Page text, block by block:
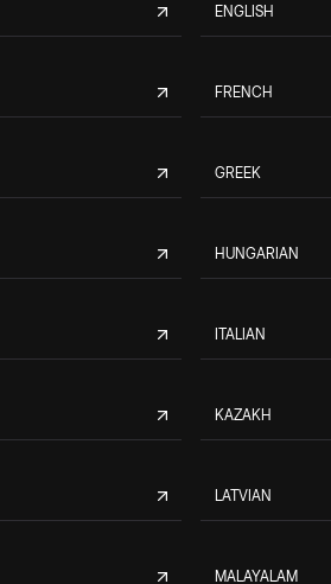
ENGLISH
FRENCH
GREEK
HUNGARIAN
ITALIAN
KAZAKH
LATVIAN
MALAYALAM